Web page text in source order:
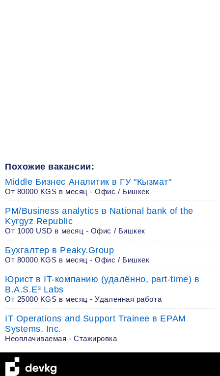
Похожие вакансии:
Middle Бизнес Аналитик в ГУ "Кызмат"
От 80000 KGS в месяц - Офис / Бишкек
PM/Business analytics в National bank of the
Kyrgyz Republic
От 1000 USD в месяц - Офис / Бишкек
Бухгалтер в Peaky.Group
От 80000 KGS в месяц - Офис / Бишкек
Юрист в IT-компанию (удалённо, part-time) в
B.A.S.E³ Labs
От 25000 KGS в месяц - Удаленная работа
IT Operations and Support Trainee в EPAM
Systems, Inc.
Неоплачиваемая - Стажировка